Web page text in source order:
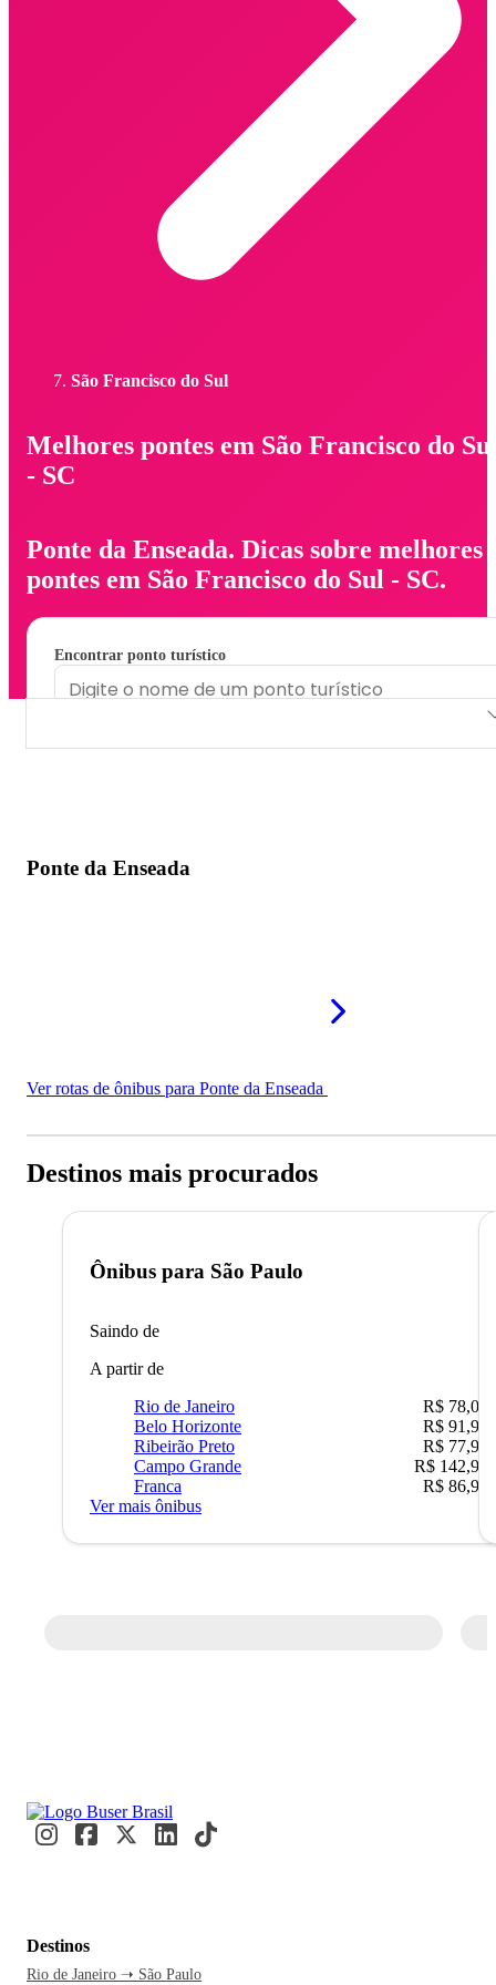
São Francisco do Sul
Melhores pontes em São Francisco do
- SC
Ponte da Enseada. Dicas sobre melhores
pontes em São Francisco do Sul - SC.
Encontrar ponto turístico
Ponte da Enseada
Ver rotas de ônibus para Ponte da Enseada
Destinos mais procurados
Ônibus para São Paulo
Saindo de
A partir de
Rio de Janeiro
R$ 78,02
Belo Horizonte
R$ 91,90
Ribeirão Preto
R$ 77,90
Campo Grande
R$ 142,90
Franca
R$ 86,90
Ver mais ônibus
Destinos
Rio de Janeiro ➝ São Paulo